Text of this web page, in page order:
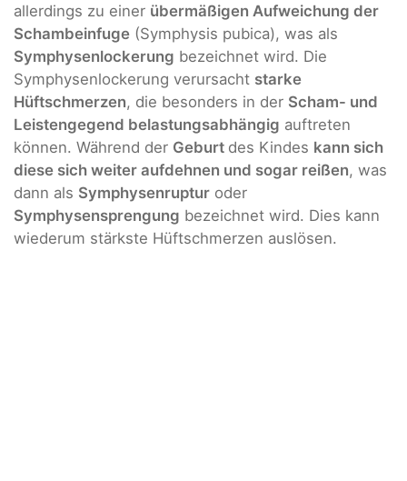
allerdings zu einer übermäßigen Aufweichung der
Schambeinfuge (Symphysis pubica), was als
Symphysenlockerung bezeichnet wird. Die
Symphysenlockerung verursacht starke
Hüftschmerzen, die besonders in der Scham- und
Leistengegend belastungsabhängig auftreten
können. Während der Geburt des Kindes kann sich
diese sich weiter aufdehnen und sogar reißen, was
dann als Symphysenruptur oder
Symphysensprengung bezeichnet wird. Dies kann
wiederum stärkste Hüftschmerzen auslösen.